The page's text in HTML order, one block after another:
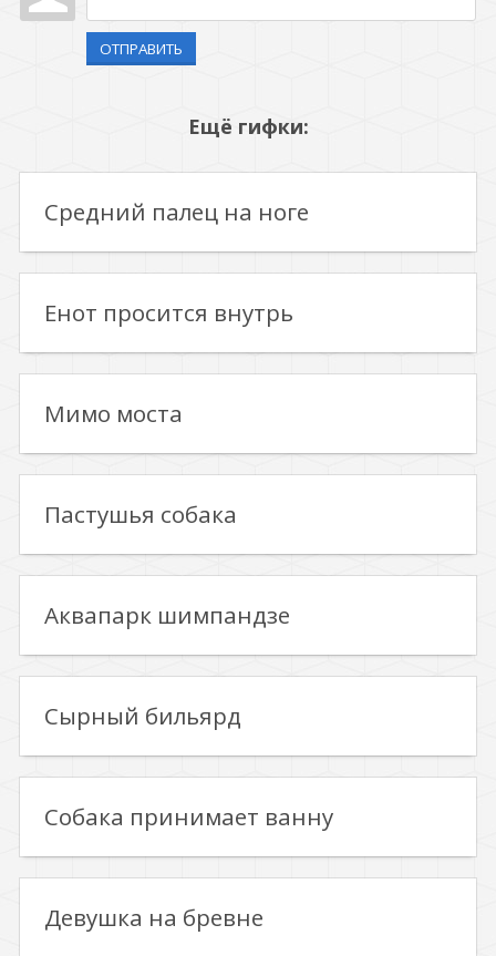
ОТПРАВИТЬ
Ещё гифки:
Средний палец на ноге
Енот просится внутрь
Мимо моста
Пастушья собака
Аквапарк шимпандзе
Сырный бильярд
Собака принимает ванну
Девушка на бревне